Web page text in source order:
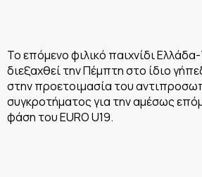
Το επόμενο φιλικό παιχνίδι
διεξαχθεί την Πέμπτη στο ίδιο
στην προετοιμασία του
συγκροτήματος για την αμέσως
φάση του EURO U19.